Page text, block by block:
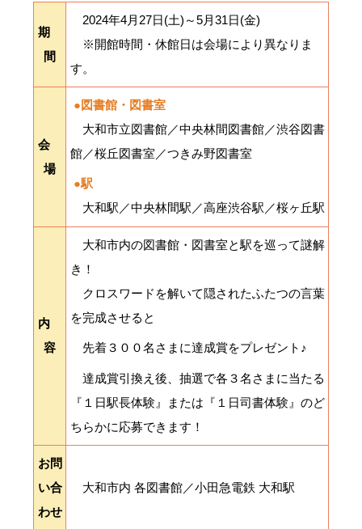
期
間
2024年4月27日(土)～5月31日(金)
※開館時間・休館日は会場により異なりま
す。
会
場
●図書館・図書室
大和市立図書館／中央林間図書館／渋谷図書
館／桜丘図書室／つきみ野図書室
●駅
大和駅／中央林間駅／高座渋谷駅／桜ヶ丘駅
内
容
大和市内の図書館・図書室と駅を巡って謎解
き！
クロスワードを解いて隠されたふたつの言葉
を完成させると
先着３００名さまに達成賞をプレゼント♪
達成賞引換え後、抽選で各３名さまに当たる
『１日駅長体験』または『１日司書体験』のど
ちらかに応募できます！
お問
い合
わせ
大和市内 各図書館／小田急電鉄 大和駅